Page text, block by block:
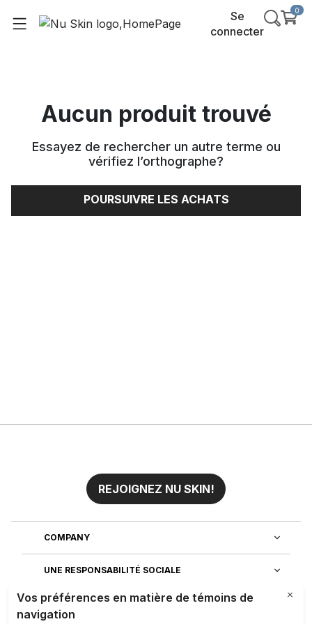
Se
connecter
0
Aucun produit trouvé
Essayez de rechercher un autre terme ou
vérifiez l’orthographe?
POURSUIVRE LES ACHATS
REJOIGNEZ NU SKIN!
COMPANY
UNE RESPONSABILITÉ SOCIALE
REJOIGNEZ NOTRE EQUIPE